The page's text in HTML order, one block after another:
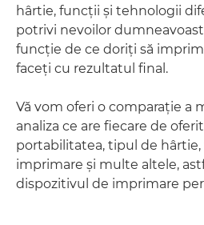
hârtie, funcţii şi tehnologii
potrivi nevoilor
funcţie de ce doriţi să
faceţi cu rezultatul final.
Vă vom oferi o comparaţie a
analiza ce are fiecare de
portabilitatea, tipul de
imprimare şi multe altele,
dispozitivul de imprimare